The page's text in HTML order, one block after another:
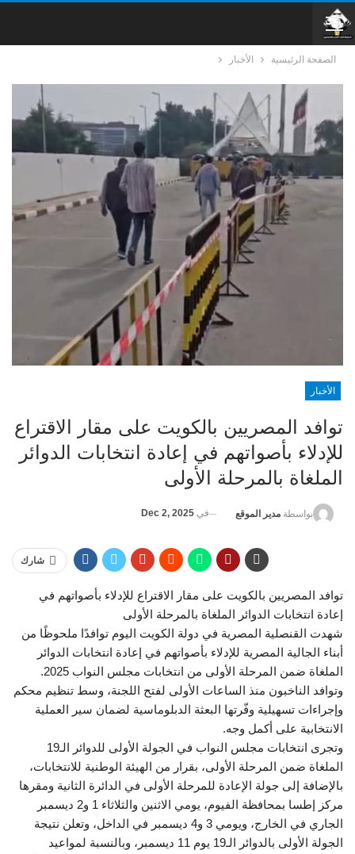
الصفحة الرئيسية الأخبار
الأخبار
توافد المصريين بالكويت على مقار الاقتراع
للإدلاء بأصواتهم في إعادة انتخابات الدوائر
الملغاة بالمرحلة الأولى
بواسطة مدير الموقع في Dec 2, 2025
شارك
توافد المصريين بالكويت على مقار الاقتراع للإدلاء بأصواتهم في
إعادة انتخابات الدوائر الملغاة بالمرحلة الأولى
شهدت القنصلية المصرية في دولة الكويت اليوم توافدًا ملحوظًا من
أبناء الجالية المصرية للإدلاء بأصواتهم في إعادة انتخابات الدوائر
الملغاة ضمن المرحلة الأولى من انتخابات مجلس النواب 2025.
وتوافد الناخبون منذ الساعات الأولى لفتح اللجنة، وسط تنظيم محكم
وإجراءات تسهيلية وفّرتها البعثة الدبلوماسية لضمان سير العملية
الانتخابية على أكمل وجه.
وتجرى انتخابات مجلس النواب في الجولة الأولى للدوائر الـ19
الملغاة ضمن المرحلة الأولى، بقرار من الهيئة الوطنية للانتخابات،
بالإضافة إلى جولة الإعادة للمرحلة الأولى في الدائرة الثانية ومقرها
مركز إطسا بمحافظة الفيوم، يومي الاثنين والثلاثاء 1 و2 ديسمبر
الجاري في الخارج، ويومي 3 و4 ديسمبر في الداخل، وتعلن نتيجة
الجولة الأولى بالدوائر الـ19 يوم 11 ديسمبر، وبالنسبة لمواعيد